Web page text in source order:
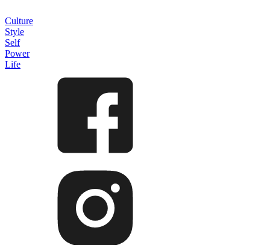
Culture
Style
Self
Power
Life